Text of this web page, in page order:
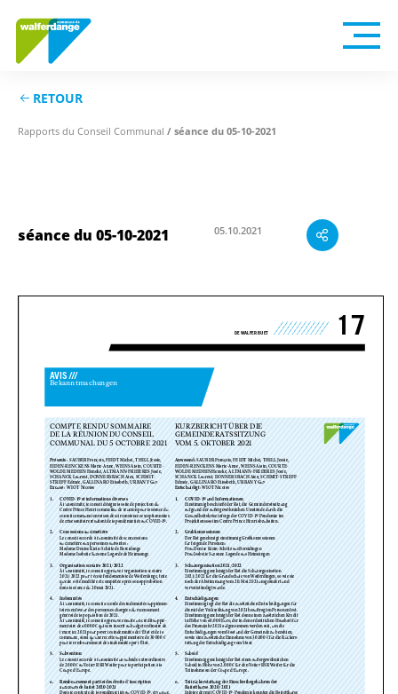
RETOUR
Rapports du Conseil Communal / séance du 05-10-2021
séance du 05-10-2021 05.10.2021